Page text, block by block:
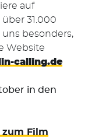
auf
31.000
besonders,
Website
calling.de
in den
zum Film